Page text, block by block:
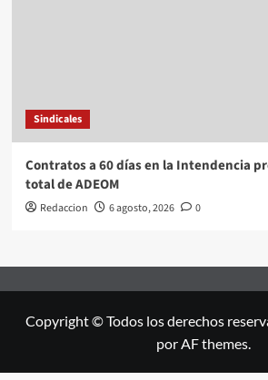
Sindicales
Contratos a 60 días en la Intendencia
total de ADEOM
Redaccion 6 agosto, 2026 0
Copyright © Todos los derechos
por AF themes.